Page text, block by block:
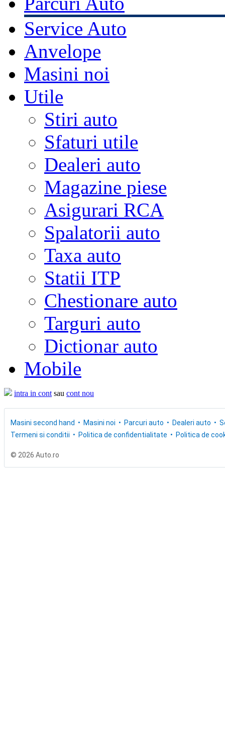
Service Auto
Anvelope
Masini noi
Utile
Stiri auto
Sfaturi utile
Dealeri auto
Magazine piese
Asigurari RCA
Spalatorii auto
Taxa auto
Statii ITP
Chestionare auto
Targuri auto
Dictionar auto
Mobile
intra in cont sau cont nou
Masini second hand Masini noi Parcuri auto Dealeri auto
Termeni si conditii
Politica de confidentialitate Politica de
© 2026 Auto.ro